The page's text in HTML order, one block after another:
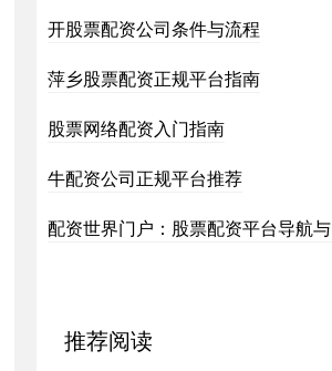
开股票配资公司条件与流程
萍乡股票配资正规平台指南
股票网络配资入门指南
牛配资公司正规平台推荐
配资世界门户：股票配资平台导航
推荐阅读